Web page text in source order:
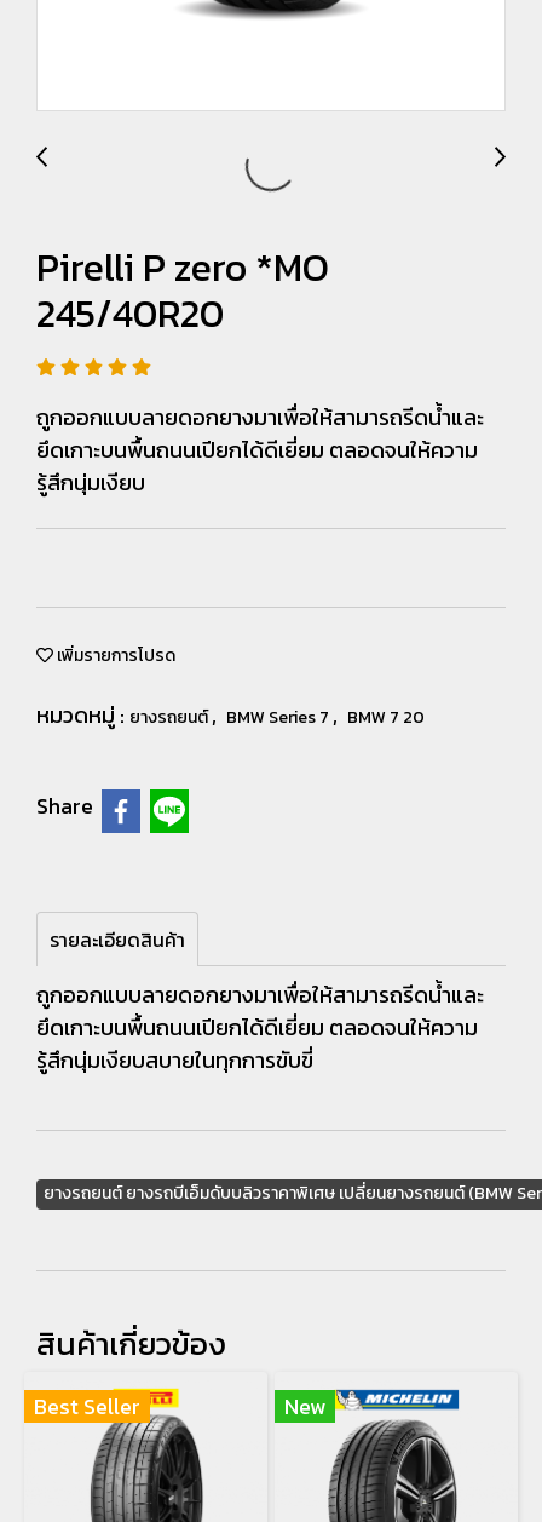
Pirelli P zero *MO
245/40R20
ถูกออกแบบลายดอกยางมาเพื่อให้สามารถรีดน้ำและ
ยึดเกาะบนพื้นถนนเปียกได้ดีเยี่ยม ตลอดจนให้ความ
รู้สึกนุ่มเงียบ
เพิ่มรายการโปรด
หมวดหมู่ : ยางรถยนต์, BMW Series 7 , BMW 7 20
Share
รายละเอียดสินค้า
ถูกออกแบบลายดอกยางมาเพื่อให้สามารถรีดน้ำและ
ยึดเกาะบนพื้นถนนเปียกได้ดีเยี่ยม ตลอดจนให้ความ
รู้สึกนุ่มเงียบสบายในทุกการขับขี่
ยางรถยนต์ ยางรถบีเอ็มดับบลิวราคาพิเศษ เปลี่ยนยางรถยนต์ (BMW
สินค้าเกี่ยวข้อง
Best Seller New